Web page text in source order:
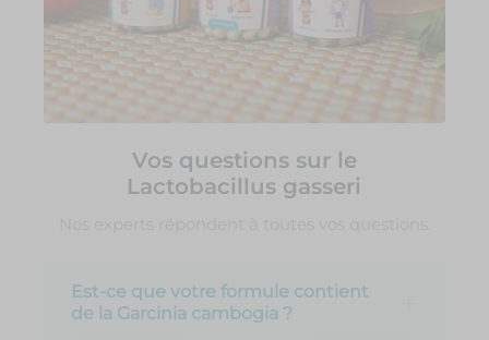
Vos questions sur le
Lactobacillus gasseri
Nos experts répondent à toutes vos questions.
Est-ce que votre formule contient
de la Garcinia cambogia ?